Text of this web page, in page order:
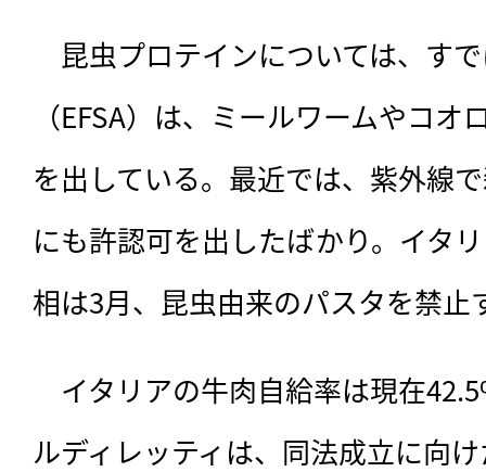
昆虫プロテインについては、す
（EFSA）は、ミールワームやコ
を出している。最近では、紫外線
にも許認可を出したばかり。イタ
相は3月、昆虫由来のパスタを禁
イタリアの牛肉自給率は現在
ルディレッティは、同法成立に向